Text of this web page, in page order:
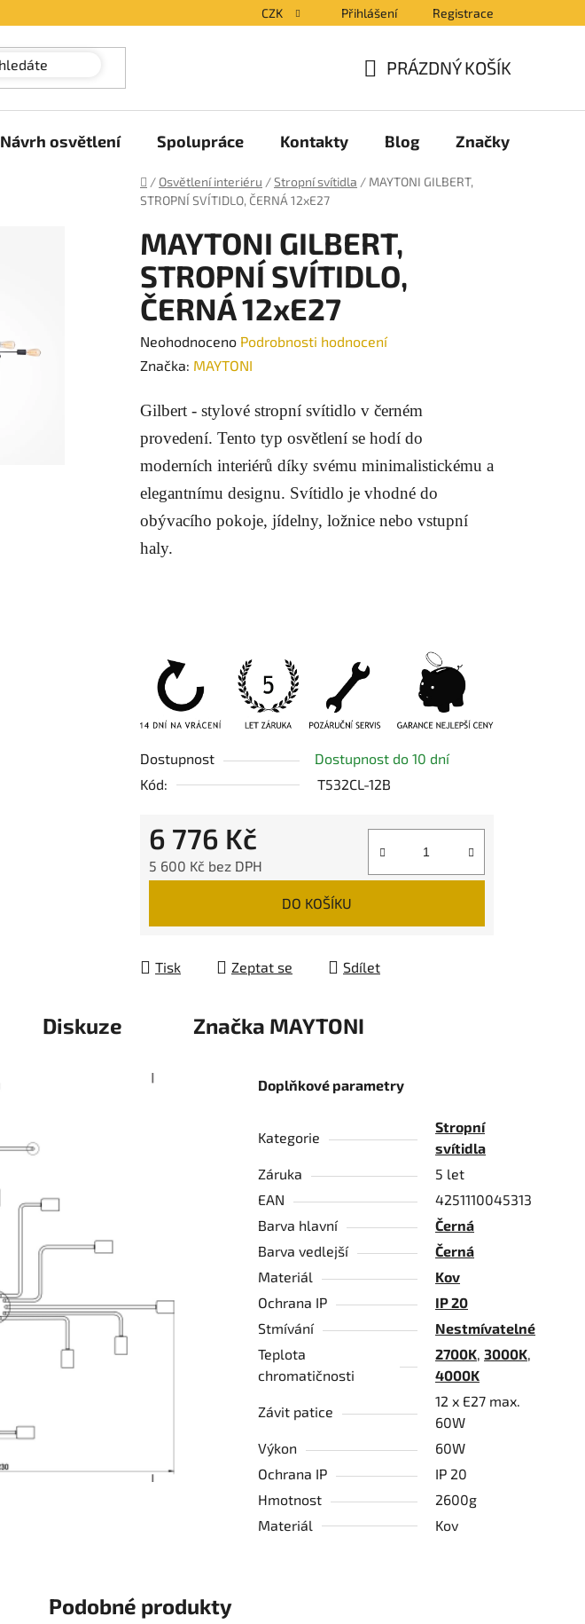
CZK Přihlášení Registrace
KOŠÍK
PRÁZDNÝ KOŠÍK
Návrh osvětlení Spolupráce Kontakty Blog Značky
Domů
/ Osvětlení interiéru /Stropní svítidla / MAYTONI GILBERT,
STROPNÍ SVÍTIDLO, ČERNÁ 12xE27
MAYTONI GILBERT,
STROPNÍ SVÍTIDLO,
ČERNÁ 12xE27
Průměrné
hodnocení
je
0,0
z
5
Neohodnoceno Podrobnosti hodnocení
Značka: MAYTONI
Gilbert - stylové stropní svítidlo v černém
provedení. Tento typ osvětlení se hodí do
moderních interiérů díky svému minimalistickému a
elegantnímu designu. Svítidlo je vhodné do
obývacího pokoje, jídelny, ložnice nebo vstupní
haly.
Dostupnost
Dostupnost do 10 dní
Kód:
T532CL-12B
6 776 Kč
5 600 Kč bez DPH
DO KOŠÍKU
Tisk Zeptat se Sdílet
Diskuze Značka MAYTONI
Doplňkové parametry
Kategorie
Stropní
svítidla
Záruka
5 let
EAN
4251110045313
Barva hlavní
Černá
Barva vedlejší
Černá
Materiál
Kov
Ochrana IP
IP 20
Stmívání
Nestmívatelné
Teplota
chromatičnosti
2700K,3000K,
4000K
Závit patice
12 x E27 max.
60W
Výkon
60W
Ochrana IP
IP 20
Hmotnost
2600g
Materiál
Kov
Podobné produkty